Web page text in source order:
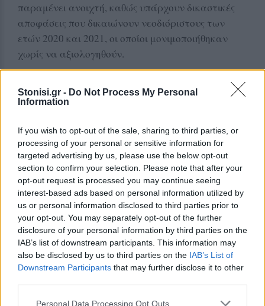
Stonisi.gr - Do Not Process My Personal
Information
If you wish to opt-out of the sale, sharing to third parties, or
processing of your personal or sensitive information for
targeted advertising by us, please use the below opt-out
section to confirm your selection. Please note that after your
opt-out request is processed you may continue seeing
interest-based ads based on personal information utilized by
us or personal information disclosed to third parties prior to
your opt-out. You may separately opt-out of the further
disclosure of your personal information by third parties on the
IAB’s list of downstream participants. This information may
also be disclosed by us to third parties on the IAB’s List of
Downstream Participants that may further disclose it to other
Personal Data Processing Opt Outs
παραμένει ανοιχτή, καθώς υπάρχουν δικαστικές
αποφάσεις που δικαιώνουν νεοδιόριστους των
ετών 2020 και 2021, οι οποίοι μονιμοποιήθηκαν
χωρίς να αξιολογηθούν.
προσθέτοντας ότι ο αγώνας αφορά τη
νεοδιόριστων χωρίς αξιολόγηση.
Η απεργία ως εργαλείο διεκδίκησης
Απαντώντας στην κριτική ότι η Αγωνιστική
Παρέμβαση επιμένει στην απεργία ως μορφή
αγώνα, ο κ. Ντουράκης είπε ότι η απεργία δεν
είναι «επαναστατική γυμναστική», αλλά το
βασικό μέσο με το οποίο μια κοινωνική πλειοψηφία
μπορεί να επιβάλει το δίκιο της.